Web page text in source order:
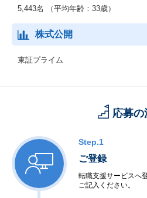
5,443名 （平均年齢：33歳）
株式公開
東証プライム
応募の
Step.1
ご登録
転職支援サービスへ
ご記入ください。